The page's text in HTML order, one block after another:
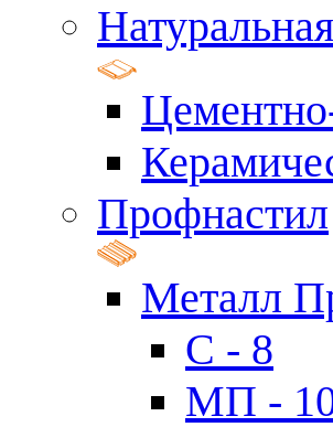
Профнастил
Металл
C - 8
МП -